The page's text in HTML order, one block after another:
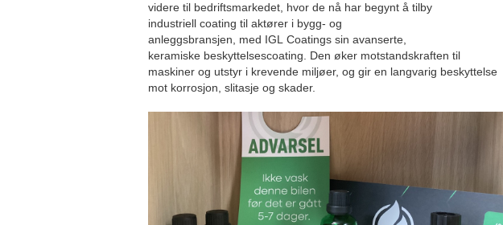
videre til bedriftsmarkedet, hvor de nå har begynt å tilby
industriell coating til aktører i bygg- og
anleggsbransjen, med IGL Coatings sin avanserte,
keramiske beskyttelsescoating. Den øker motstandskraften til
maskiner og utstyr i krevende miljøer, og gir en langvarig beskyttelse
mot korrosjon, slitasje og skader.